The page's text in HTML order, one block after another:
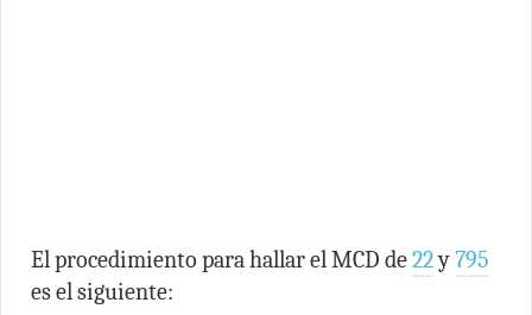
El procedimiento para hallar el MCD de22y795
es el siguiente: